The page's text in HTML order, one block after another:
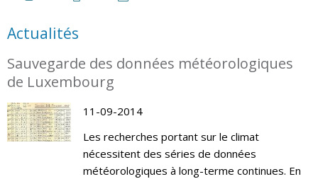
Actualités
Sauvegarde des données météorologiques
de Luxembourg
11-09-2014
Les recherches portant sur le climat
nécessitent des séries de données
météorologiques à long-terme continues. En